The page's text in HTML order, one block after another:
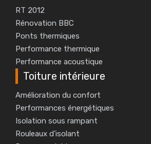
RT 2012
Rénovation BBC
Ponts thermiques
Performance thermique
Performance acoustique
Toiture intérieure
Amélioration du confort
Performances énergétiques
Isolation sous rampant
Rouleaux d’isolant